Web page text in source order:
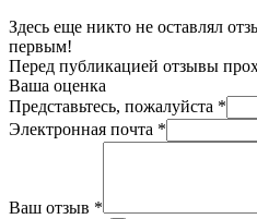
Здесь еще никто не оставлял
первым!
Перед публикацией отзывы
Ваша оценка
Представьтесь, пожалуйста *
Электронная почта *
Ваш отзыв *